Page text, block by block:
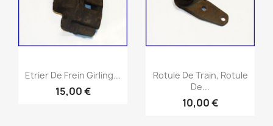
Aperçu rapide
Etrier De Frein Girling...
15,00 €
Aperçu rapide
Rotule De Train, Rotule
De...
10,00 €